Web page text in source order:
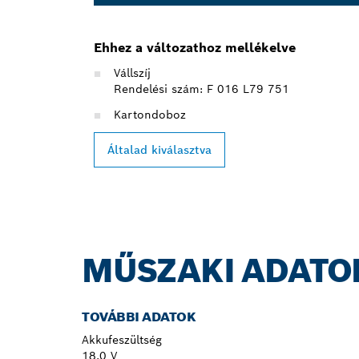
Ehhez a változathoz mellékelve
Vállszíj
Rendelési szám: F 016 L79 751
Kartondoboz
Általad kiválasztva
MŰSZAKI
TOVÁBBI ADATOK
Akkufeszültség
18,0 V